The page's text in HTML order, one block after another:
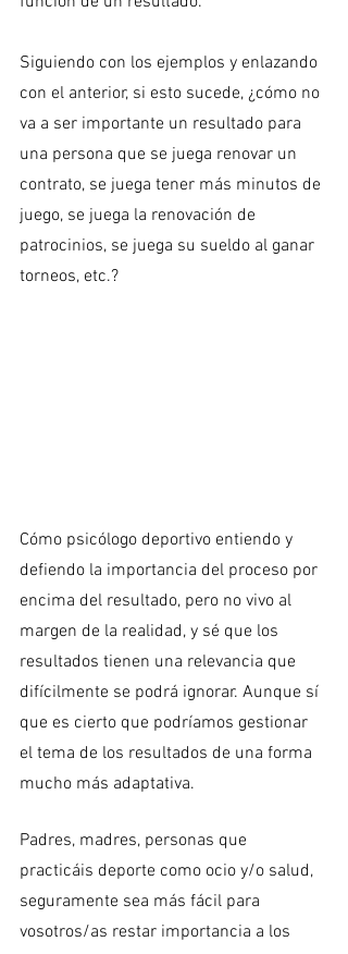
Siguiendo con los ejemplos y enlazando
con el anterior, si esto sucede, ¿cómo no
va a ser importante un resultado para
una persona que se juega renovar un
contrato, se juega tener más minutos de
juego, se juega la renovación de
patrocinios, se juega su sueldo al ganar
torneos, etc.?
Cómo psicólogo deportivo entiendo y
defiendo la importancia del proceso por
encima del resultado, pero no vivo al
margen de la realidad, y sé que los
resultados tienen una relevancia que
difícilmente se podrá ignorar. Aunque sí
que es cierto que podríamos gestionar
el tema de los resultados de una forma
mucho más adaptativa.
Padres, madres, personas que
practicáis deporte como ocio y/o salud,
seguramente sea más fácil para
vosotros/as restar importancia a los